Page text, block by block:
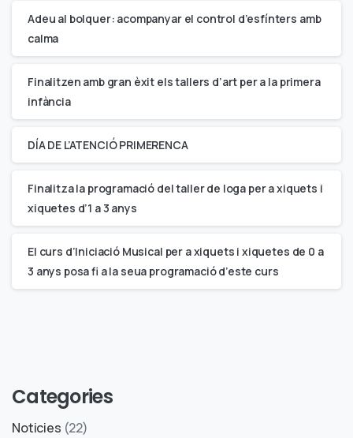
Adeu al bolquer: acompanyar el control d’esfínters amb
calma
Finalitzen amb gran èxit els tallers d’art per a la primera
infància
DÍA DE L’ATENCIÓ PRIMERENCA
Finalitza la programació del taller de Ioga per a xiquets i
xiquetes d’1 a 3 anys
El curs d’Iniciació Musical per a xiquets i xiquetes de 0 a
3 anys posa fi a la seua programació d’este curs
Categories
Noticies (22)